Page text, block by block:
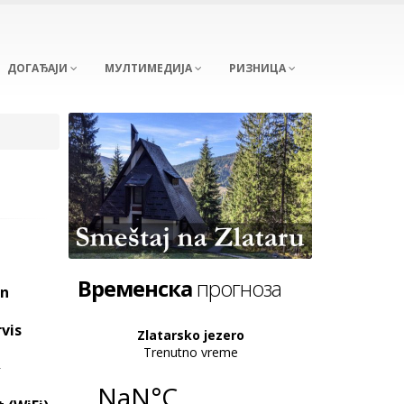
ДОГАЂАЈИ МУЛТИМЕДИЈА РИЗНИЦА
Временскапрогноза